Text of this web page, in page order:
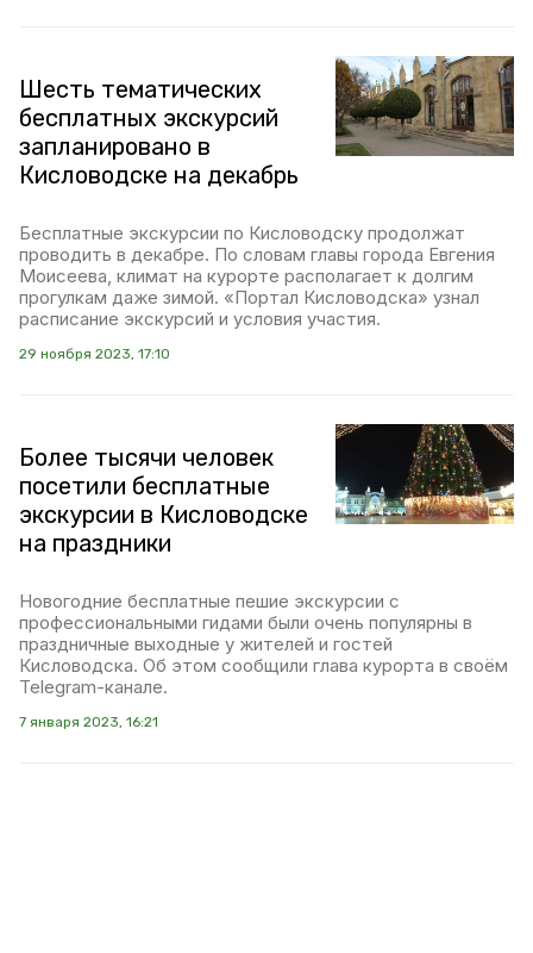
Шесть тематических
бесплатных экскурсий
запланировано в
Кисловодске на декабрь
Бесплатные экскурсии по Кисловодску продолжат
проводить в декабре. По словам главы города Евгения
Моисеева, климат на курорте располагает к долгим
прогулкам даже зимой. «Портал Кисловодска» узнал
расписание экскурсий и условия участия.
29 ноября 2023, 17:10
Более тысячи человек
посетили бесплатные
экскурсии в Кисловодске
на праздники
Новогодние бесплатные пешие экскурсии с
профессиональными гидами были очень популярны в
праздничные выходные у жителей и гостей
Кисловодска. Об этом сообщили глава курорта в своём
Telegram-канале.
7 января 2023, 16:21